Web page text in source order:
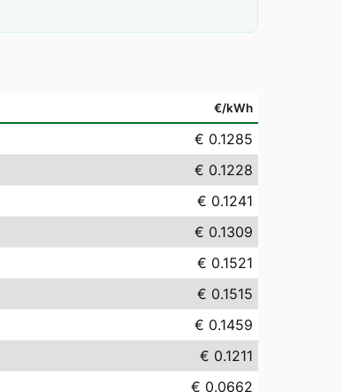
€/kWh
€ 0.1285
€ 0.1228
€ 0.1241
€ 0.1309
€ 0.1521
€ 0.1515
€ 0.1459
€ 0.1211
€ 0.0662